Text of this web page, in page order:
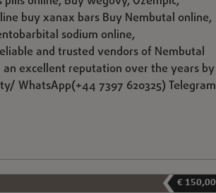
buy xanax bars Buy Nembutal online,
sodium online,
and trusted vendors of Nembutal
excellent reputation over the years by
WhatsApp(+44 7397 620325) Telegram
€ 150,00